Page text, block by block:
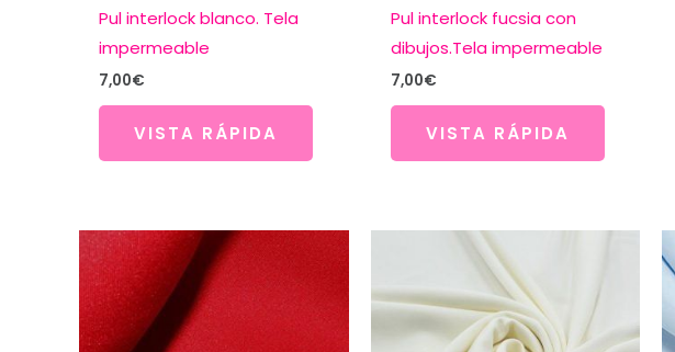
Pul interlock blanco. Tela
impermeable
7,00€
VISTA RÁPIDA
Pul interlock fucsia con
dibujos.Tela impermeable
7,00€
VISTA RÁPIDA